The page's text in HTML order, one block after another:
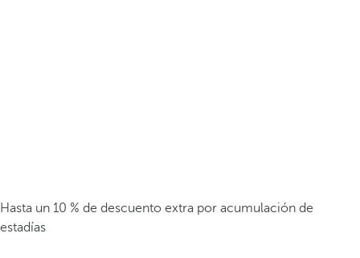
Hasta un 10 % de descuento extra por acumulación de
estadías